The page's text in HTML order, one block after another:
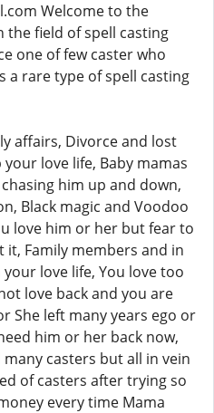
Welcome to the
the field of spell casting
one of few caster who
a rare type of spell casting
affairs, Divorce and lost
love life, Baby mamas
him up and down,
Black magic and Voodoo
love him or her but fear to
Family members and in
love life, You love too
love back and you are
She left many years ego or
him or her back now,
casters but all in vein
of casters after trying so
every time Mama